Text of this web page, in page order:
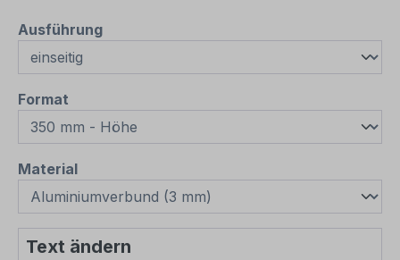
Ausführungauswählen
Format
Materialauswählen
Text ändern